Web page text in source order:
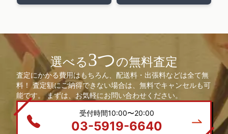
選べる3つの無料査定
査定にかかる費用はもちろん、配送料・出張料などは全て無
料！ 査定額にご納得できない場合は、無料でキャンセルも可
能です。 まずは、お気軽にお問い合わせください。
受付時間10:00〜20:00
03-5919-6640